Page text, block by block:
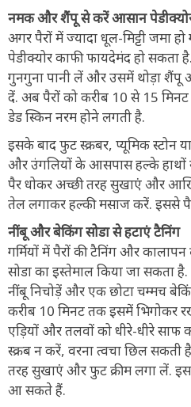
नमक और शैंपू से करें आसान
अगर पैरों में ज्यादा धूल-मिट्टी जमा
पेडीक्योर काफी फायदेमंद हो
गुनगुना पानी लें और उसमें थोड़ा शैंपू
दें. अब पैरों को करीब 10 से 15
डेड स्किन नरम होने लगती है.
इसके बाद फुट स्क्रबर, प्यूमिक स्टोन
और उंगलियों के आसपास हल्के हाथों
पैर धोकर अच्छी तरह सुखाएं और
तेल लगाकर हल्की मसाज करें. इससे
नींबू और बेकिंग सोडा से हटाएं टैनिंग
गर्मियों में पैरों की टैनिंग और
सोडा का इस्तेमाल किया जा सकता
नींबू निचोड़ें और एक छोटा चम्मच
करीब 10 मिनट तक इसमें भिगोकर
एड़ियों और तलवों को धीरे-धीरे साफ
स्क्रब न करें, वरना त्वचा छिल सकती
तरह सुखाएं और फुट क्रीम लगा लें.
आ सकते हैं.